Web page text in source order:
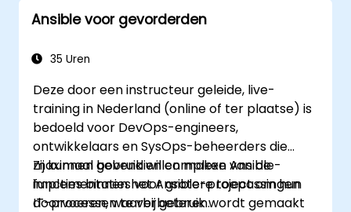
andere correcte YAML-syntaxis,
strategieën voor het geleidelijk doorvoeren
implementatieprocessen standaardiseren en
ongewenste configuratieafwijkingen
voorkomen in complexe serveromgevingen.
Ansible voor gevorderden
35 Uren
Deze door een instructeur geleide, live-
training in Nederland (online of ter plaatse) is
bedoeld voor DevOps-engineers,
ontwikkelaars en SysOps-beheerders die
maximaal gebruik willen maken van de
functies binnen het Ansible-project om hun
IT-processen te verbeteren.
Zij kunnen bovendien complexe Ansible-
implementaties voor grotere toepassingen
doorvoeren, waarbij gebruik wordt gemaakt